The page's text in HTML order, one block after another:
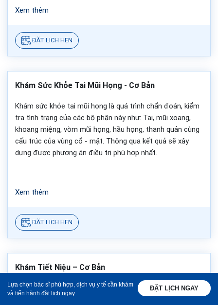
Xem thêm
ĐẶT LỊCH HẸN
Khám Sức Khỏe Tai Mũi Họng - Cơ Bản
Khám sức khỏe tai mũi họng là quá trình chẩn đoán, kiểm
tra tình trạng của các bộ phận này như: Tai, mũi xoang,
khoang miệng, vòm mũi họng, hầu họng, thanh quản cùng
cấu trúc của vùng cổ - mặt. Thông qua kết quả sẽ xây
dựng được phương án điều trị phù hợp nhất.
Xem thêm
ĐẶT LỊCH HẸN
Khám Tiết Niệu – Cơ Bản
Gói dịch vụ khám tiết niệu - Cơ bản tích hợp nhiều
Lựa chọn bác sĩ phù hợp, dịch vụ y tế cần khám
và tiến hành đặt lịch ngay.
ĐẶT LỊCH NGAY